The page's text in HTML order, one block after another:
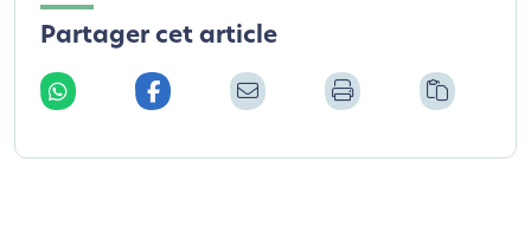
Partager cet article